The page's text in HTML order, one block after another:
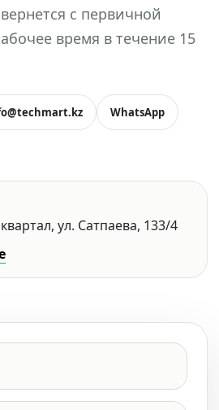
с первичной
время в течение 15
WhatsApp
ул. Сатпаева, 133/4